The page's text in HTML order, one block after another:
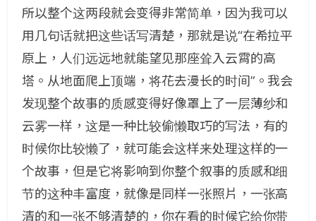
所以整个这两段就会变得非常简单，因为我可以
用几句话就把这些话写清楚，那就是说“在希拉平
原上，人们远远地就能望见那座耸入云霄的高
塔。​从地面爬上顶端，将花去漫长的时间”。我会
发现整个故事的质感变得好像罩上了一层薄纱和
云雾一样，这是一种比较偷懒取巧的写法，有的
时候你比较懒了，就可能会这样来处理这样的一
个故事，但是它将影响到你整个叙事的质感和细
节的这种丰富度，就像是同样一张照片，一张高
清的和一张不够清楚的，你在看的时候它给你带